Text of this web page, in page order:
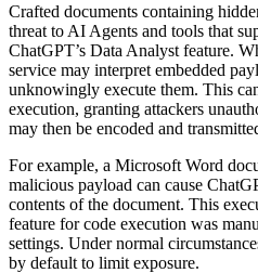
Crafted documents containing
threat to AI Agents and tools that
ChatGPT’s Data Analyst feature.
service may interpret embedded
unknowingly execute them. This
execution, granting attackers
may then be encoded and
For example, a Microsoft Word
malicious payload can cause
contents of the document. This
feature for code execution was
settings. Under normal
by default to limit exposure.